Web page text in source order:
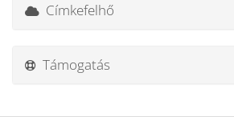
Címkefelhő
Támogatás